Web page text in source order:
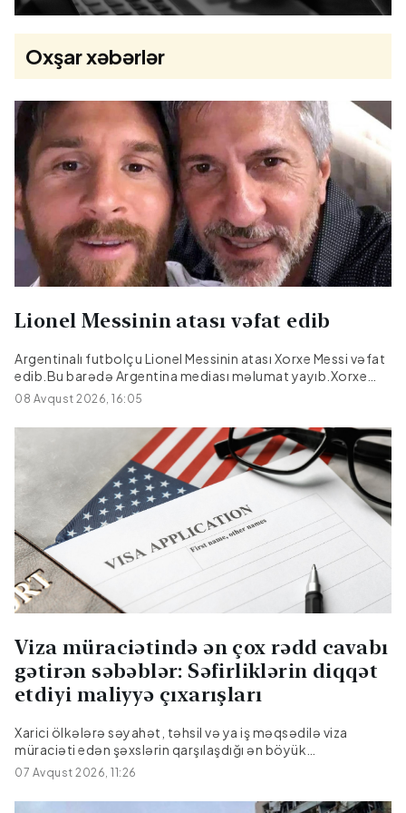
Oxşar xəbərlər
Lionel Messinin atası vəfat edib
Argentinalı futbolçu Lionel Messinin atası Xorxe Messi vəfat
edib.Bu barədə Argentina mediası məlumat yayıb.Xorxe
Messi müalicə olunduğu xəstəxanada 68 yaşında dünyasını
dəyişib.Onun səhhətində bir müddətdir problem yarandığı
bildirilir.
08 Avqust 2026, 16:05
Viza müraciətində ən çox rədd cavabı
gətirən səbəblər: Səfirliklərin diqqət
etdiyi maliyyə çıxarışları
Xarici ölkələrə səyahət, təhsil və ya iş məqsədilə viza
müraciəti edən şəxslərin qarşılaşdığı ən böyük
maneələrdən biri gözlənilmədən gələn rədd cavablarıdır.
Şengen zonası, Böyük Britaniya və ya ABŞ kimi ciddi viza
rejimi tətbiq edən ölkələrin konsulluqları müraciətləri
07 Avqust 2026, 11:26